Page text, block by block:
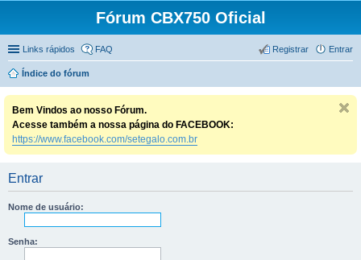
Fórum CBX750 Oficial
Links rápidos FAQ Entrar
Registrar
Índice do fórum
Bem Vindos ao nosso Fórum.
Acesse também a nossa página do FACEBOOK:
https://www.facebook.com/setegalo.com.br
Entrar
Nome de usuário:
Senha: